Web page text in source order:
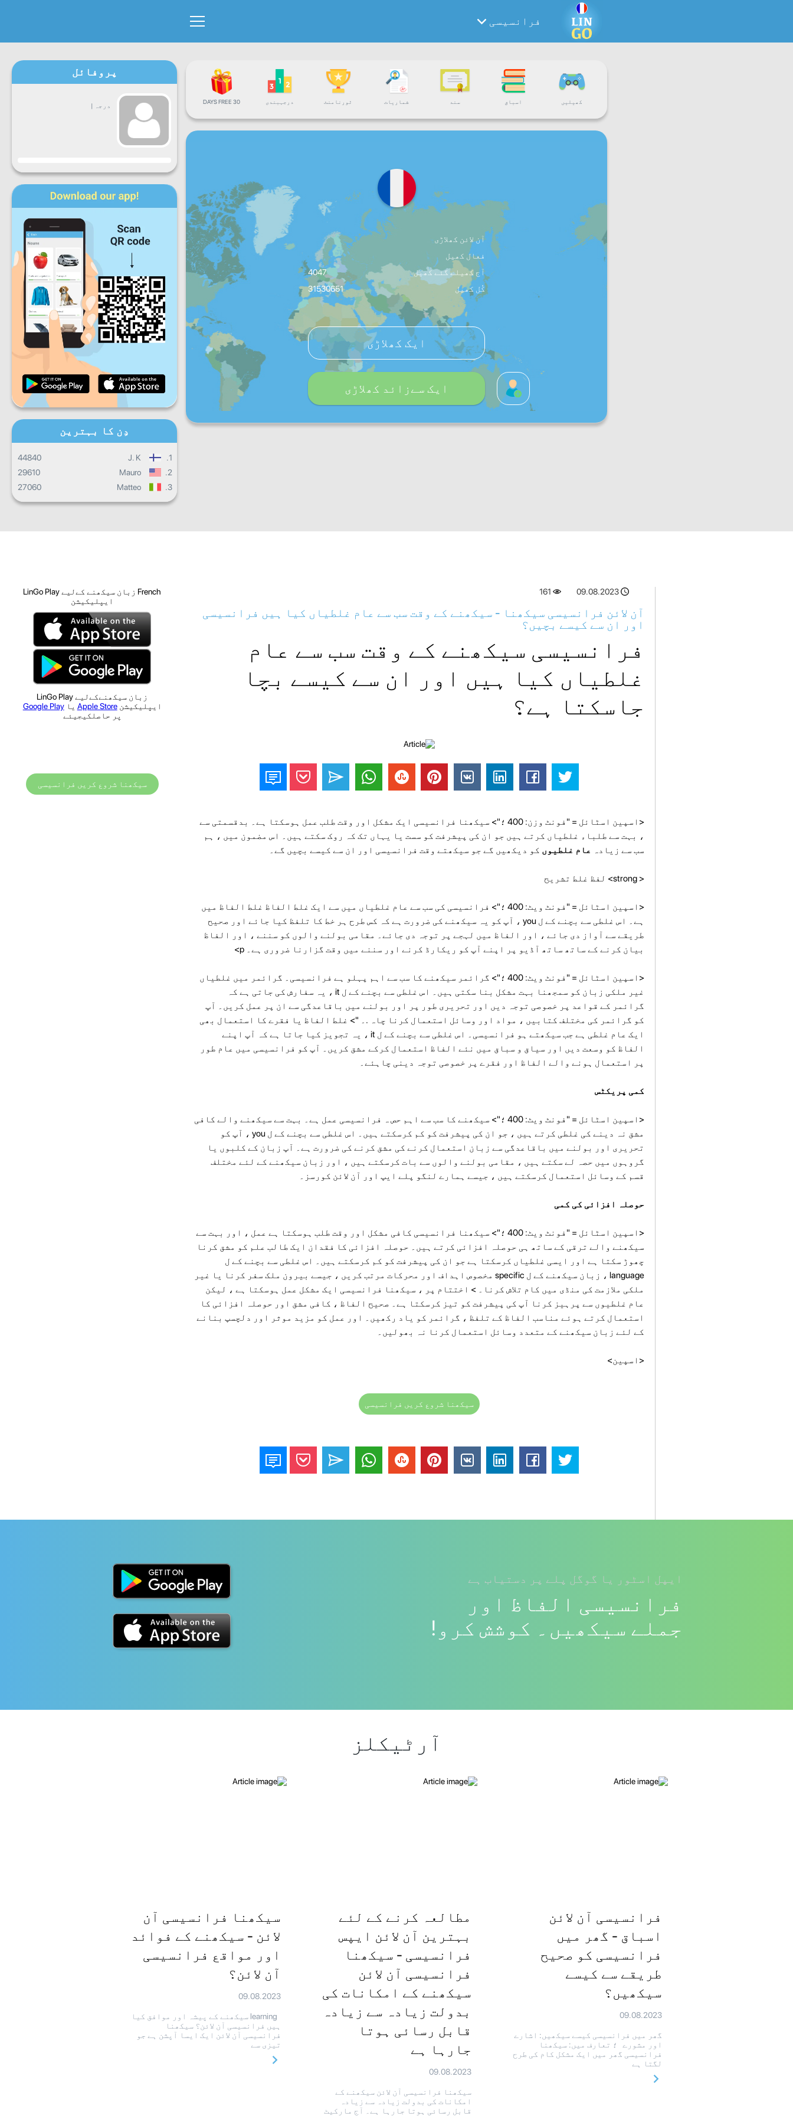
فرانسیسی
کھیلیں اسباق سند شماریات ٹورنامنٹ درجہبندی 30 DAYS FREE
آن لائن کھلاڑی
فعال کھیل
آج کھیلے گئے کھیل
4047
کُل کھیل
31530651
ایک کھلاڑی
ایک سےزائد کھلاڑی
پروفائل
درجہ |
پیش رفت
سوموار منگل جمعرات
جمعہ ہفتہ
روزانہ کی پیش رفت
ماہانہ پیش رفت
مجموعی کارکردگی
دِن کا بہترین
1.
J. K
44840
2.
Mauro
29610
3.
Matteo
27060
09.08.2023
161
آن لائن فرانسیسی سیکھنا - سیکھنے کے وقت سب سے عام غلطیاں کیا ہیں فرانسیسی
اور ان سے کیسے بچیں؟
فرانسیسی سیکھنے کے وقت سب سے عام
غلطیاں کیا ہیں اور ان سے کیسے بچا
جاسکتا ہے؟
<اسپین اسٹائل = "فونٹ وزن: 400 ؛"> سیکھنا فرانسیسی ایک مشکل اور وقت طلب عمل ہوسکتا ہے۔ بدقسمتی سے
، بہت سے طلباء غلطیاں کرتے ہیں جو ان کی پیشرفت کو سست یا یہاں تک کہ روک سکتے ہیں۔ اس مضمون میں ، ہم
سب سے زیادہ
عام غلطیوں کو دیکھیں گے جو سیکھتے وقت فرانسیسی اور ان سے کیسے بچیں گے۔
< strong> لفظ غلط تشریح
<اسپین اسٹائل = "فونٹ ویٹ: 400 ؛"> فرانسیسی کی سب سے عام غلطیاں میں سے ایک غلط الفاظ غلط الفاظ میں
ہے۔ اس غلطی سے بچنے کے ل you ، آپ کو یہ سیکھنے کی ضرورت ہے کہ کس طرح ہر خط کا تلفظ کیا جائے اور صحیح
طریقے سے آواز دی جائے ، اور الفاظ میں لہجے پر توجہ دی جائے۔ مقامی بولنے والوں کو سننے ، اور الفاظ
بیان کرنے کے ساتھ ساتھ آڈیو پر اپنے آپ کو ریکارڈ کرنے اور سننے میں وقت گزارنا ضروری ہے۔ p>
<اسپین اسٹائل = "فونٹ ویٹ: 400 ؛"> گرائمر سیکھنے کا سب سے اہم پہلو ہے فرانسیسی۔ گرائمر میں غلطیاں
غیر ملکی زبان کو سمجھنا بہت مشکل بنا سکتی ہیں۔ اس غلطی سے بچنے کے ل it ، یہ سفارش کی جاتی ہے کہ
گرائمر کے قواعد پر خصوصی توجہ دیں اور تحریری طور پر اور بولنے میں باقاعدگی سے ان پر عمل کریں۔ آپ
کو گرائمر کی مختلف کتابیں ، مواد اور وسائل استعمال کرنا چاہ .۔ "> غلط الفاظ یا فقرے کا استعمال بھی
ایک عام غلطی ہے جب سیکھتے ہو فرانسیسی۔ اس غلطی سے بچنے کے ل it ، یہ تجویز کیا جاتا ہے کہ آپ اپنے
الفاظ کو وسعت دیں اور سیاق و سباق میں نئے الفاظ استعمال کرکے مشق کریں۔ آپ کو فرانسیسی میں عام طور
پر استعمال ہونے والے الفاظ اور فقرے پر خصوصی توجہ دینی چاہئے۔
کمی پریکٹس
<اسپین اسٹائل = "فونٹ ویٹ: 400 ؛"> سیکھنے کا سب سے اہم حص ہ فرانسیسی عمل ہے۔ بہت سے سیکھنے والے کافی
مشق نہ دینے کی غلطی کرتے ہیں ، جو ان کی پیشرفت کو کم کرسکتے ہیں۔ اس غلطی سے بچنے کے ل you ، آپ کو
تحریری اور بولنے میں باقاعدگی سے زبان استعمال کرنے کی مشق کرنے کی ضرورت ہے۔ آپ زبان کے کلبوں یا
گروہوں میں حصہ لے سکتے ہیں ، مقامی بولنے والوں سے بات کرسکتے ہیں ، اور زبان سیکھنے کے لئے مختلف
قسم کے وسائل استعمال کرسکتے ہیں ، جیسے ہمارے لنگو پلے ایپ اور آن لائن کورسز۔
حوصلہ افزائی کی کمی
<اسپین اسٹائل = "فونٹ ویٹ: 400 ؛"> سیکھنا فرانسیسی کافی مشکل اور وقت طلب ہوسکتا ہے عمل ، اور بہت سے
سیکھنے والے ترقی کے ساتھ ہی حوصلہ افزائی کرتے ہیں۔ حوصلہ افزائی کا فقدان ایک طالب علم کو مشق کرنا
چھوڑ سکتا ہے اور ایسی غلطیاں کرسکتا ہے جو ان کی پیشرفت کو کم کرسکتے ہیں۔ اس غلطی سے بچنے کے ل
language ، زبان سیکھنے کے ل specific مخصوص اہداف اور محرکات مرتب کریں ، جیسے بیرون ملک سفر کرنا یا غیر
ملکی ملازمت کی منڈی میں کام تلاش کرنا۔ > اختتام پر ، سیکھنا فرانسیسی ایک مشکل عمل ہوسکتا ہے ، لیکن
عام غلطیوں سے پرہیز کرنا آپ کی پیشرفت کو تیز کرسکتا ہے۔ صحیح الفاظ ، کافی مشق اور حوصلہ افزائی کا
استعمال کرتے ہوئے مناسب الفاظ کے تلفظ ، گرائمر کو یاد رکھیں۔ اور عمل کو مزید موثر اور دلچسپ بنانے
کے لئے زبان سیکھنے کے متعدد وسائل استعمال کرنا نہ بھولیں۔
<اسپین>
سیکھنا شروع کریں فرانسیسی
French زبان سیکھنے کےلیے LinGo Play
ایپلیکیشن
زبان سیکھنےکےلیے LinGo Play
ایپلیکیشنApple Store یاGoogle Play
پر حاصلکیجیئے
سیکھنا شروع کریں فرانسیسی
ایپل اسٹور یا گوگل پلے پر دستیاب ہے
فرانسیسی الفاظ اور
جملے سیکھیں۔ کوشش کرو!
آرٹیکلز
فرانسیسی آن لائن
اسباق - گھر میں
فرانسیسی کو صحیح
طریقے سے کیسے
سیکھیں؟
09.08.2023
گھر میں فرانسیسی کیسے سیکھیں: اشارے
اور مشورے ؛ تعارف میں: سیکھنا
فرانسیسی گھر میں ایک مشکل کام کی طرح
لگتا ہے
مطالعہ کرنے کے لئے
بہترین آن لائن ایپس
فرانسیسی - سیکھنا
فرانسیسی آن لائن
سیکھنے کے امکانات کی
بدولت زیادہ سے زیادہ
قابل رسائی ہوتا
جارہا ہے
09.08.2023
سیکھنا فرانسیسی آن لائن سیکھنے کے
امکانات کی بدولت زیادہ سے زیادہ
قابل رسائی ہوتا جارہا ہے۔ آج مارکیٹ
سیکھنا فرانسیسی آن
لائن - سیکھنے کے فوائد
اور مواقع فرانسیسی
آن لائن؟
09.08.2023
learning سیکھنے کے پیشہ اور موافق کیا
ہیں فرانسیسی آن لائن؟ سیکھنا
فرانسیسی آن لائن ایک ایسا آپشن ہے جو
تیزی سے